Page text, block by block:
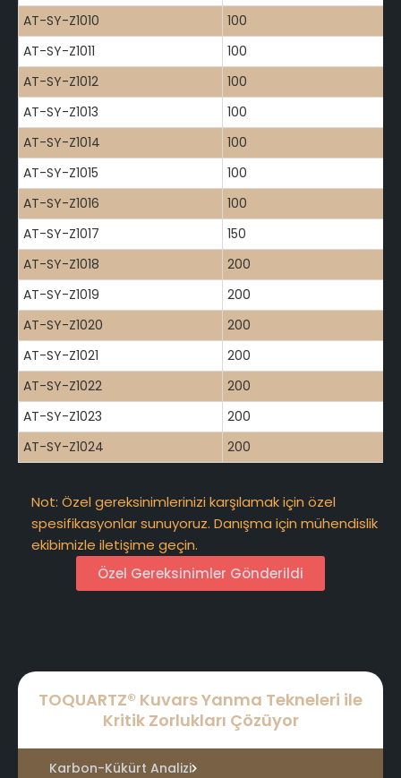
AT-SY-Z1010
100
AT-SY-Z1011
100
AT-SY-Z1012
100
AT-SY-Z1013
100
AT-SY-Z1014
100
AT-SY-Z1015
100
AT-SY-Z1016
100
AT-SY-Z1017
150
AT-SY-Z1018
200
AT-SY-Z1019
200
AT-SY-Z1020
200
AT-SY-Z1021
200
AT-SY-Z1022
200
AT-SY-Z1023
200
AT-SY-Z1024
200
Not: Özel gereksinimlerinizi karşılamak için özel
spesifikasyonlar sunuyoruz. Danışma için mühendislik
ekibimizle iletişime geçin.
Özel Gereksinimler Gönderildi
TOQUARTZ® Kuvars Yanma Tekneleri ile
Kritik Zorlukları Çözüyor
Karbon-Kükürt Analizi